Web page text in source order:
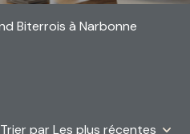
Biterrois à Narbonne
Trier par Les plus récentes